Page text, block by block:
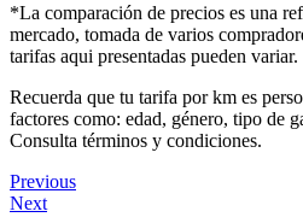
*La comparación de precios es una
mercado, tomada de varios
tarifas aqui presentadas pueden variar.
Recuerda que tu tarifa por km es
factores como: edad, género, tipo de
Consulta términos y condiciones.
Previous
Next